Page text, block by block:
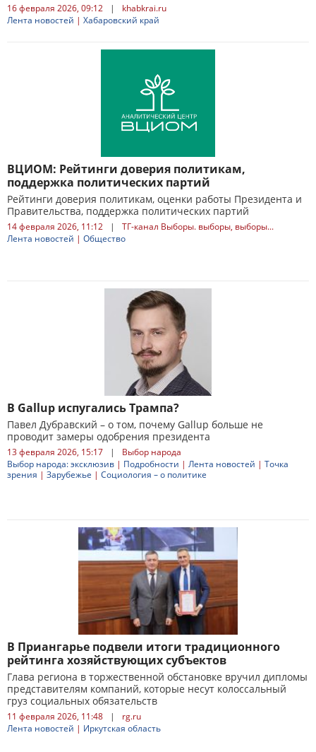
16 февраля 2026, 09:12 |
khabkrai.ru
Лента новостей | Хабаровский край
ВЦИОМ: Рейтинги доверия политикам,
поддержка политических партий
Рейтинги доверия политикам, оценки работы Президента и
Правительства, поддержка политических партий
14 февраля 2026, 11:12 |
ТГ-канал Выборы. выборы, выборы...
Лента новостей | Общество
В Gallup испугались Трампа?
Павел Дубравский – о том, почему Gallup больше не
проводит замеры одобрения президента
13 февраля 2026, 15:17 |
Выбор народа
Выбор народа: эксклюзив | Подробности | Лента новостей | Точка
зрения | Зарубежье | Социология – о политике
В Приангарье подвели итоги традиционного
рейтинга хозяйствующих субъектов
Глава региона в торжественной обстановке вручил дипломы
представителям компаний, которые несут колоссальный
груз социальных обязательств
11 февраля 2026, 11:48 |
rg.ru
Лента новостей | Иркутская область